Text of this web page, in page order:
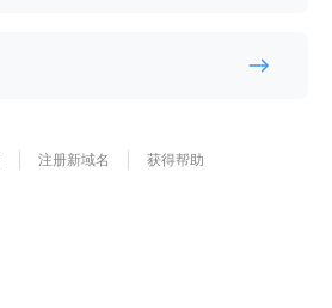
注册新域名 获得帮助